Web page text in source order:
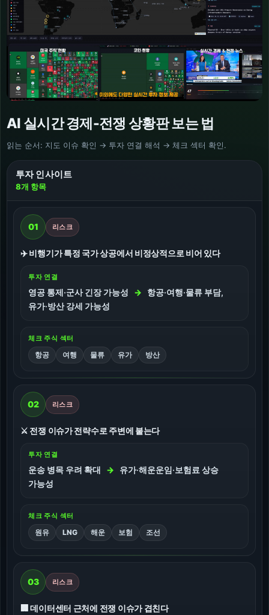
AI 실시간 경제-전쟁 상황판 보는 법
읽는 순서: 지도 이슈 확인 → 투자 연결 해석 → 체크 섹터 확인.
투자 인사이트
8개 항목
01 리스크
✈️ 비행기가 특정 국가 상공에서 비정상적으로 비어 있다
투자 연결
영공 통제·군사 긴장 가능성 →
항공·여행·물류 부담,
유가·방산 강세 가능성
체크 주식 섹터
항공 여행 물류 유가 방산
02 리스크
⚔️ 전쟁 이슈가 전략수로 주변에 붙는다
투자 연결
운송 병목 우려 확대 →
유가·해운운임·보험료 상승
가능성
체크 주식 섹터
원유 LNG 해운 보험 조선
03 리스크
🏢 데이터센터 근처에 전쟁 이슈가 겹친다